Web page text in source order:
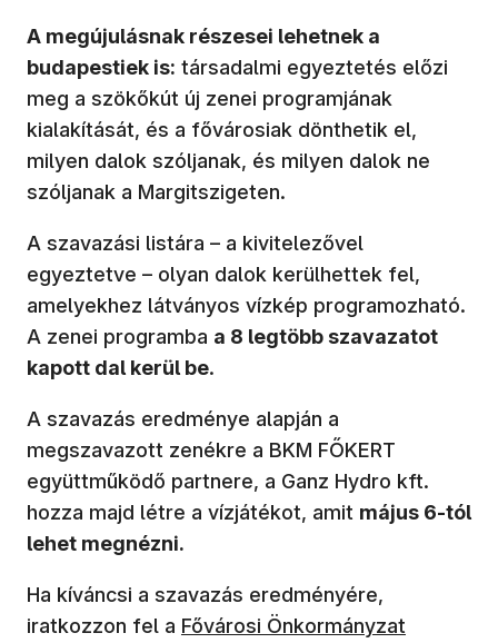
A megújulásnak részesei lehetnek a
budapestiek is: társadalmi egyeztetés előzi
meg a szökőkút új zenei programjának
kialakítását, és a fővárosiak dönthetik el,
milyen dalok szóljanak, és milyen dalok ne
szóljanak a Margitszigeten.
A szavazási listára – a kivitelezővel
egyeztetve – olyan dalok kerülhettek fel,
amelyekhez látványos vízkép programozható.
A zenei programba a 8 legtöbb szavazatot
kapott dal kerül be.
A szavazás eredménye alapján a
megszavazott zenékre a BKM FŐKERT
együttműködő partnere, a Ganz Hydro kft.
hozza majd létre a vízjátékot, amit május 6-tól
lehet megnézni.
Ha kíváncsi a szavazás eredményére,
iratkozzon fel a (új ablakban nyílik meg)
Fővárosi Önkormányzat